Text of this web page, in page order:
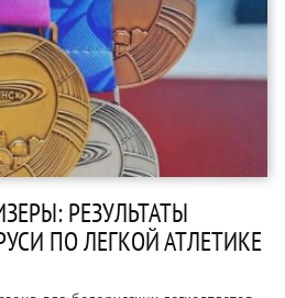
РЕЗУЛЬТАТЫ
ПО ЛЕГКОЙ АТЛЕТИКЕ